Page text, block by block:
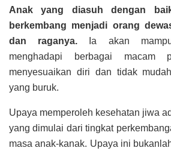
Anak yang diasuh dengan
berkembang menjadi orang
dan raganya.
Ia akan
menghadapi berbagai macam
menyesuaikan diri dan tidak
yang buruk.
Upaya memperoleh kesehatan jiwa
yang dimulai dari tingkat
masa anak-kanak. Upaya ini